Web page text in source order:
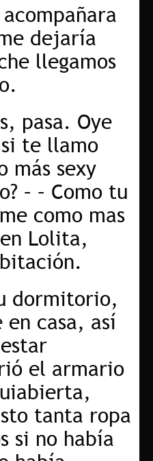
dejaría
llegamos
pasa. Oye
te llamo
más sexy
– – Como tu
como mas
Lolita,
dormitorio,
en casa, así
el armario
tanta ropa
si no había